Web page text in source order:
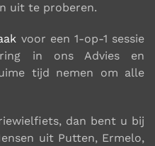
uit te proberen.
voor een 1-op-1 sessie
in ons Advies en
tijd nemen om alle
, dan bent u bij
uit Putten, Ermelo,